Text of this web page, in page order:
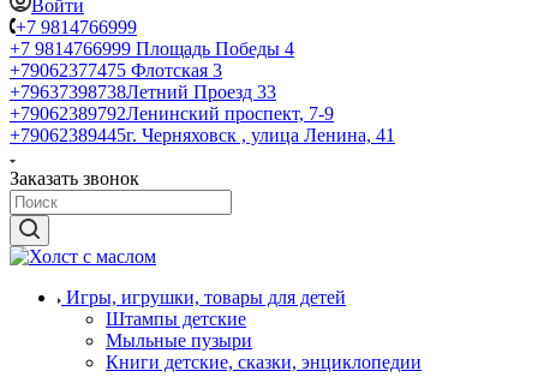
Войти
+7 9814766999
+7 9814766999 Площадь Победы 4
+79062377475 Флотская 3
+79637398738Летний Проезд 33
+79062389792Ленинский проспект, 7-9
+79062389445г. Черняховск , улица Ленина, 41
Заказать звонок
Игры, игрушки, товары для детей
Штампы детские
Мыльные пузыри
Книги детские, сказки, энциклопедии